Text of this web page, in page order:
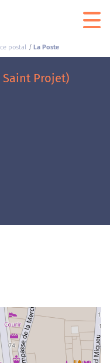
postal La Poste
Saint Projet)